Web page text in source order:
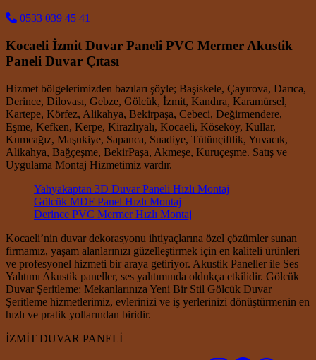
0533 039 45 41
Kocaeli İzmit Duvar Paneli PVC Mermer Akustik
Paneli Duvar Çıtası
Hizmet bölgelerimizden bazıları şöyle; Başiskele, Çayırova, Darıca,
Derince, Dilovası, Gebze, Gölcük, İzmit, Kandıra, Karamürsel,
Kartepe, Körfez, Alikahya, Bekirpaşa, Cebeci, Değirmendere,
Eşme, Kefken, Kerpe, Kirazlıyalı, Kocaeli, Köseköy, Kullar,
Kumcağız, Maşukiye, Sapanca, Suadiye, Tütünçiftlik, Yuvacık,
Alikahya, Bağçeşme, BekirPaşa, Akmeşe, Kuruçeşme. Satış ve
Uygulama Montaj Hizmetimiz vardır.
Yahyakaptan 3D Duvar Paneli Hızlı Montaj
Gölcük MDF Panel Hızlı Montaj
Derince PVC Mermer Hızlı Montaj
Kocaeli’nin duvar dekorasyonu ihtiyaçlarına özel çözümler sunan
firmamız, yaşam alanlarınızı güzelleştirmek için en kaliteli ürünleri
ve profesyonel hizmeti bir araya getiriyor. Akustik Paneller ile Ses
Yalıtımı Akustik paneller, ses yalıtımında oldukça etkilidir. Gölcük
Duvar Şeritleme: Mekanlarınıza Yeni Bir Stil Gölcük Duvar
Şeritleme hizmetlerimiz, evlerinizi ve iş yerlerinizi dönüştürmenin en
hızlı ve pratik yollarından biridir.
İZMİT DUVAR PANELİ